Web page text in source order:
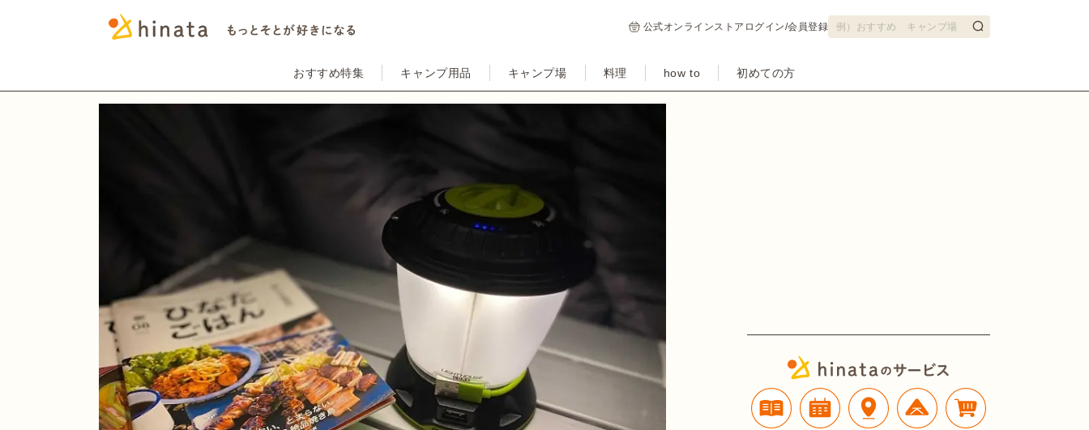
公式オンラインストア ログイン/会員登録
おすすめ特集 キャンプ用品 キャンプ場 料理 how to 初めての方